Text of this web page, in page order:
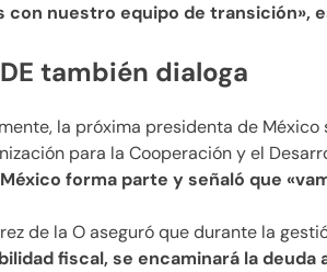
con nuestro equipo de transición»,
también dialoga
la próxima presidenta de
para la Cooperación y el
forma parte y señaló que
de la O aseguró que durante la
fiscal, se encaminará la